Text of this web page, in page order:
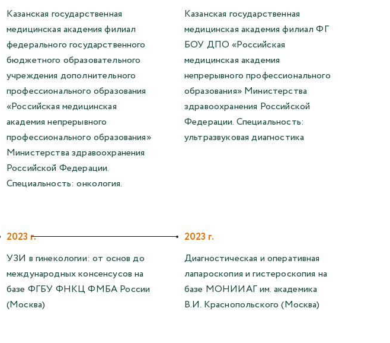
Казанская государственная
медицинская академия филиал
федерального государственного
бюджетного образовательного
учреждения дополнительного
профессионального образования
«Российская медицинская
академия непрерывного
профессионального образования»
Министерства здравоохранения
Российской Федерации.
Специальность: онкология.
Казанская государственная
медицинская академия филиал ФГ
БОУ ДПО «Российская
медицинская академия
непрерывного профессионального
образования» Министерства
здравоохранения Российской
Федерации. Специальность:
ультразвуковая диагностика
2023 г.
УЗИ в гинекологии: от основ до
международных консенсусов на
базе ФГБУ ФНКЦ ФМБА России
(Москва)
2023 г.
Диагностическая и оперативная
лапароскопия и гистероскопия на
базе МОНИИАГ им. академика
В.И. Краснопольского (Москва)